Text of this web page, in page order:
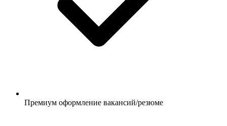
Премиум оформление вакансий/резюме